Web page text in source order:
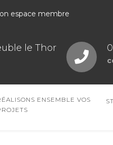
espace membre
le Thor
ENSEMBLE VOS